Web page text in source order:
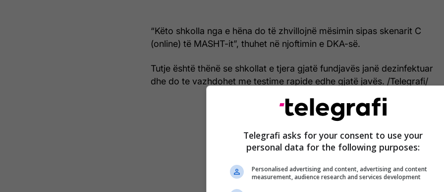
“Këto shkolla nga e hëna do të zhvillojnë mësimin sipas skenarit C
(online) të MASHT-it”, thuhet në njoftimin e DKA-së.
Tutje është thënë se shkollat e tjera gjatë fundjavës janë dezinfektuar
dhe do te vazhdohet me testime rapide edhe gjatë javës. /Telegrafi/
Telegrafi asks for your consent to use your
personal data for the following purposes:
Personalised advertising and content, advertising and content
measurement, audience research and services development